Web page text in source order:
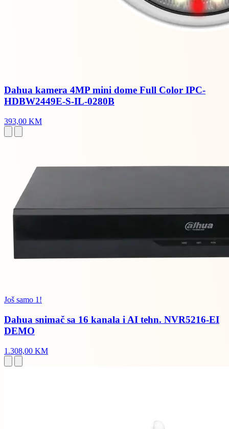
Dahua kamera 4MP mini dome Full Color IPC-
HDBW2449E-S-IL-0280B
393,00 KM
Još samo 1!
Dahua snimač sa 16 kanala i AI tehn. NVR5216-EI
DEMO
1.308,00 KM